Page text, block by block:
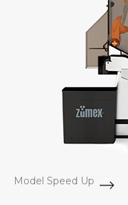
Model Speed Up